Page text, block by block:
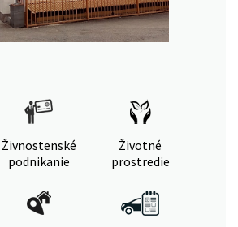
Živnostenské
podnikanie
Životné
prostredie